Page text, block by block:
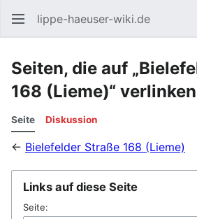
lippe-haeuser-wiki.de
Seiten, die auf
168 (Lieme)“ verlinken
Seite Diskussion
← Bielefelder Straße 168 (Lieme)
Links auf diese Seite
Seite: